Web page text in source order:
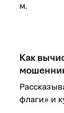
м.
Как
флаги» и